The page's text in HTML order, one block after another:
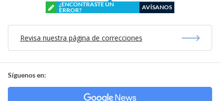
¿ENCONTRASTE UN
ERROR?
AVÍSANOS
Revisa nuestra página de correcciones
Síguenos en: